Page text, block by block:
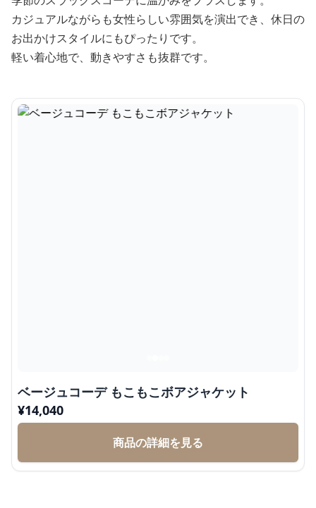
カジュアルながらも女性らしい雰囲気を演出でき、休日の
お出かけスタイルにもぴったりです。
軽い着心地で、動きやすさも抜群です。
ベージュコーデ もこもこボアジャケット
¥14,040
商品の詳細を見る